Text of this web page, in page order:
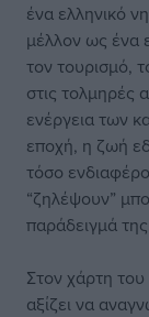
ένα ελληνικό
μέλλον ως ένα
τον τουρισμό,
στις τολμηρές
ενέργεια των
εποχή, η ζωή
τόσο
“ζηλέψουν”
παράδειγμά
Στον χάρτη
αξίζει να